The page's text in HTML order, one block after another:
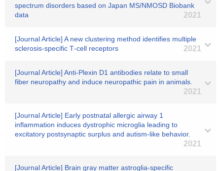
spectrum disorders based on Japan MS/NMOSD Biobank
data
2021
[Journal Article] A new clustering method identifies multiple
sclerosis‐specific T‐cell receptors
2021
[Journal Article] Anti-Plexin D1 antibodies relate to small
fiber neuropathy and induce neuropathic pain in animals.
2021
[Journal Article] Early postnatal allergic airway 1
inflammation induces dystrophic microglia leading to
excitatory postsynaptic surplus and autism-like behavior.
2021
[Journal Article] Brain gray matter astroglia-specific